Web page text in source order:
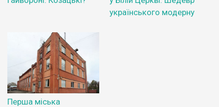
українського модерну
Перша міська